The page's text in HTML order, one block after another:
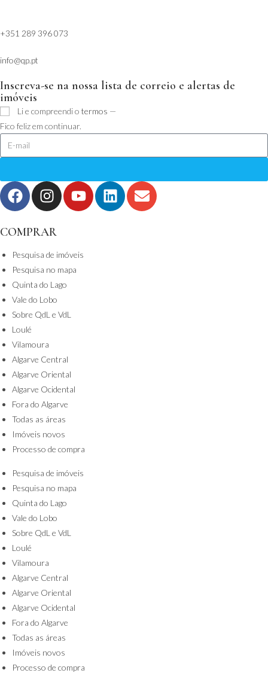
+351 289 396 073
info@qp.pt
Inscreva-se na nossa lista de correio e alertas de
imóveis
Li e compreendi o termos —
Fico feliz em continuar.
COMPRAR
Pesquisa de imóveis
Pesquisa no mapa
Quinta do Lago
Vale do Lobo
Sobre QdL e VdL
Loulé
Vilamoura
Algarve Central
Algarve Oriental
Algarve Ocidental
Fora do Algarve
Todas as áreas
Imóveis novos
Processo de compra
Pesquisa de imóveis
Pesquisa no mapa
Quinta do Lago
Vale do Lobo
Sobre QdL e VdL
Loulé
Vilamoura
Algarve Central
Algarve Oriental
Algarve Ocidental
Fora do Algarve
Todas as áreas
Imóveis novos
Processo de compra